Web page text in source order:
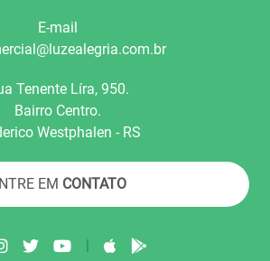
E-mail
Tenente Líra, 950.
Bairro Centro.
Westphalen - RS
EM CONTATO